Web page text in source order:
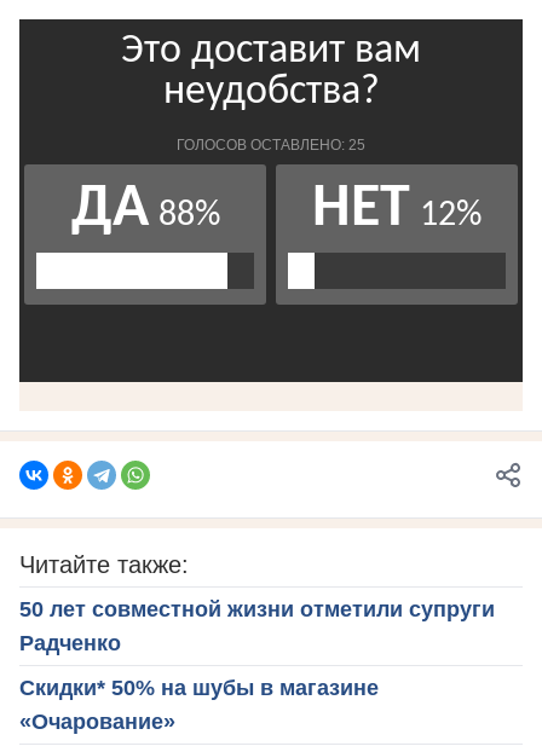
Читайте также:
50 лет совместной жизни отметили супруги
Радченко
Скидки* 50% на шубы в магазине
«Очарование»